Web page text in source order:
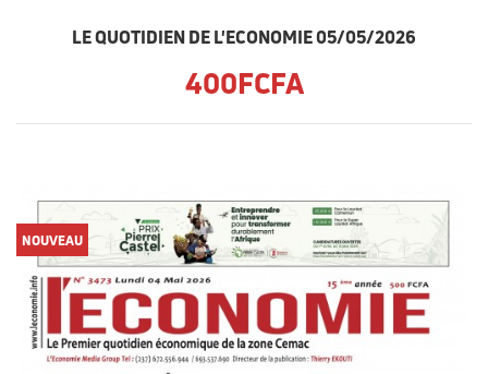
LE QUOTIDIEN DE L'ECONOMIE 05/05/2026
400FCFA
NOUVEAU